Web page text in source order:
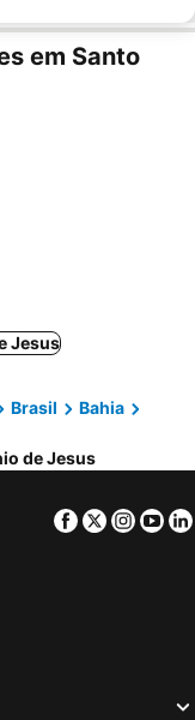
em Santo
Jesus
Brasil
Bahia
de Jesus
Facebook
Twitter